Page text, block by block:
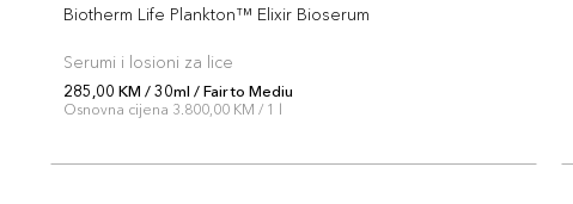
Biotherm Life Plankton™ Elixir Bioserum
Serumi i losioni za lice
285,00 KM / 30ml / Fair to Mediu
Osnovna cijena 3.800,00 KM / 1 l